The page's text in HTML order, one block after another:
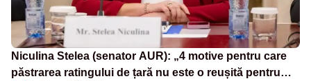
Niculina Stelea (senator AUR): „4 motive pentru care
păstrarea ratingului de țară nu este o reușită pentru